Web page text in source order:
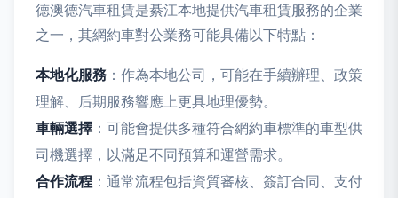
德澳德汽車租賃是綦江本地提供汽車租賃服務的企業
之一，其網約車對公業務可能具備以下特點：
本地化服務 ：作為本地公司，可能在手續辦理、政策
理解、后期服務響應上更具地理優勢。
車輛選擇 ：可能會提供多種符合網約車標準的車型供
司機選擇，以滿足不同預算和運營需求。
合作流程 ：通常流程包括資質審核、簽訂合同、支付